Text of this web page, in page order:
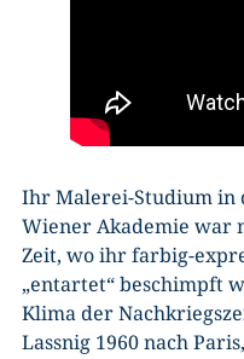
Ihr Malerei-Studium in
Wiener Akademie war
Zeit, wo ihr farbig-
„entartet“ beschimpft
Klima der
Lassnig 1960 nach